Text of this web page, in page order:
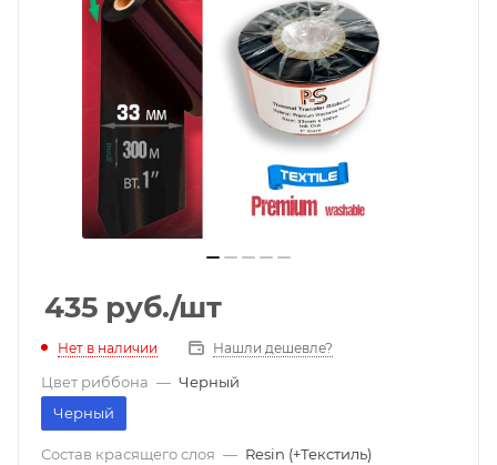
435 руб./шт
Нет в наличии Нашли дешевле?
Цвет риббона — Черный
Черный
Состав красящего слоя — Resin (+Текстиль)